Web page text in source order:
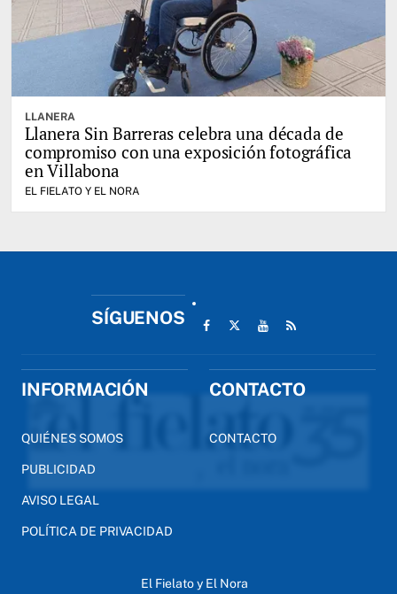
LLANERA
Llanera Sin Barreras celebra una década de
compromiso con una exposición fotográfica
en Villabona
EL FIELATO Y EL NORA
SÍGUENOS
INFORMACIÓN
QUIÉNES SOMOS
PUBLICIDAD
AVISO LEGAL
POLÍTICA DE PRIVACIDAD
CONTACTO
CONTACTO
El Fielato y El Nora